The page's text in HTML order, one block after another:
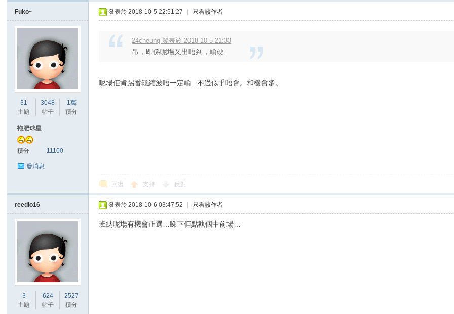
Fuko~
31
主題
3048
帖子
1萬
積分
拖肥球星
積分 11100
發消息
發表於 2018-10-5 22:51:27 只看該作者
24cheung 發表於 2018-10-5 21:33
吊，即係呢場又出唔到，輸硬
呢場佢肯踢番龜縮波唔一定輸...不過似乎唔會。和機會多。
回復 支持 反對
reedlo16
3
主題
624
帖子
2527
積分
發表於 2018-10-6 03:47:52 只看該作者
班納呢場有機會正選…睇下佢點執個中前場…